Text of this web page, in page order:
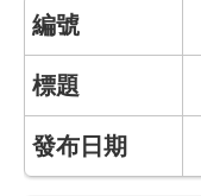
務
線
上
查
詢